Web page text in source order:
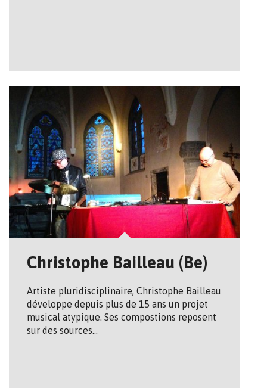
Christophe Bailleau (Be)
Artiste pluridisciplinaire, Christophe Bailleau
développe depuis plus de 15 ans un projet
musical atypique. Ses compostions reposent
sur des sources…